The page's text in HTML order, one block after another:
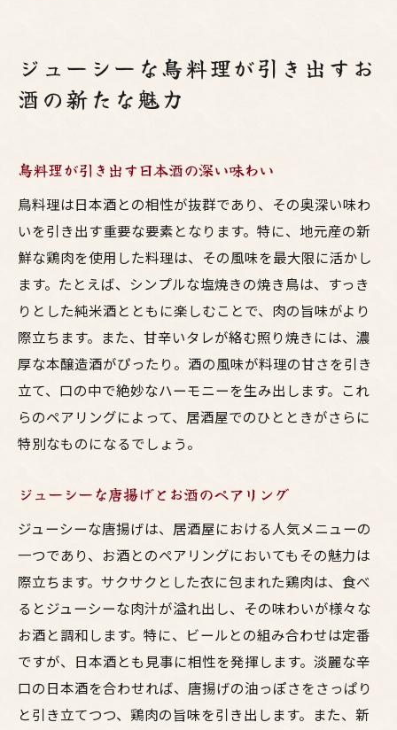
ジューシーな鳥料理が引き出すお
酒の新たな魅力
鳥料理が引き出す日本酒の深い味わい
鳥料理は日本酒との相性が抜群であり、その奥深い味わ
いを引き出す重要な要素となります。特に、地元産の新
鮮な鶏肉を使用した料理は、その風味を最大限に活かし
ます。たとえば、シンプルな塩焼きの焼き鳥は、すっき
りとした純米酒とともに楽しむことで、肉の旨味がより
際立ちます。また、甘辛いタレが絡む照り焼きには、濃
厚な本醸造酒がぴったり。酒の風味が料理の甘さを引き
立て、口の中で絶妙なハーモニーを生み出します。これ
らのペアリングによって、居酒屋でのひとときがさらに
特別なものになるでしょう。
ジューシーな唐揚げとお酒のペアリング
ジューシーな唐揚げは、居酒屋における人気メニューの
一つであり、お酒とのペアリングにおいてもその魅力は
際立ちます。サクサクとした衣に包まれた鶏肉は、食べ
るとジューシーな肉汁が溢れ出し、その味わいが様々な
お酒と調和します。特に、ビールとの組み合わせは定番
ですが、日本酒とも見事に相性を発揮します。淡麗な辛
口の日本酒を合わせれば、唐揚げの油っぽさをさっぱり
と引き立てつつ、鶏肉の旨味を引き出します。また、新